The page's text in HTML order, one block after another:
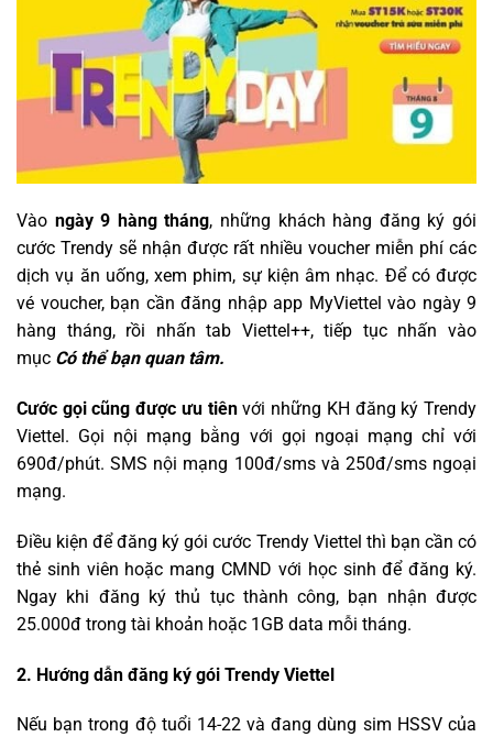
Vào ngày 9 hàng tháng, những khách hàng đăng ký gói
cước Trendy sẽ nhận được rất nhiều voucher miễn phí các
dịch vụ ăn uống, xem phim, sự kiện âm nhạc. Để có được
vé voucher, bạn cần đăng nhập app MyViettel vào ngày 9
hàng tháng, rồi nhấn tab Viettel++, tiếp tục nhấn vào
mục Có thể bạn quan tâm.
Cước gọi cũng được ưu tiênvới những KH đăng ký Trendy
Viettel. Gọi nội mạng bằng với gọi ngoại mạng chỉ với
690đ/phút. SMS nội mạng 100đ/sms và 250đ/sms ngoại
mạng.
Điều kiện để đăng ký gói cước Trendy Viettel thì bạn cần có
thẻ sinh viên hoặc mang CMND với học sinh để đăng ký.
Ngay khi đăng ký thủ tục thành công, bạn nhận được
25.000đ trong tài khoản hoặc 1GB data mỗi tháng.
2. Hướng dẫn đăng ký gói Trendy Viettel
Nếu bạn trong độ tuổi 14-22 và đang dùng sim HSSV của